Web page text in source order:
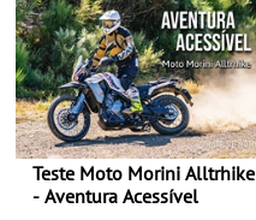
Teste Moto Morini Alltrhike
- Aventura Acessível